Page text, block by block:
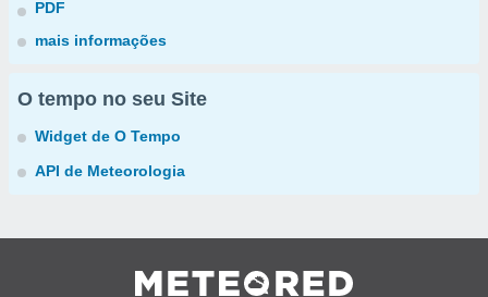
PDF
mais informações
O tempo no seu Site
Widget de O Tempo
API de Meteorologia